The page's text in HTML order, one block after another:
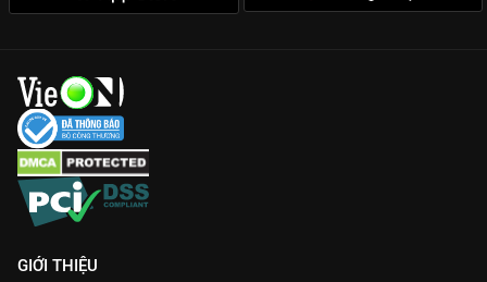
GIỚI THIỆU